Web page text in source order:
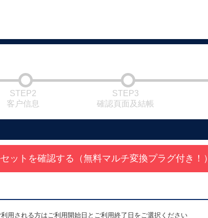
STEP2
客户信息
STEP3
確認頁面及結帳
ットを確認する（無料マルチ変換プラグ付き！）
用される方はご利用開始日とご利用終了日をご選択ください